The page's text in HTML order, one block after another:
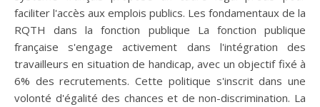
faciliter l'accès aux emplois publics. Les fondamentaux de la
RQTH dans la fonction publique La fonction publique
française s'engage activement dans l'intégration des
travailleurs en situation de handicap, avec un objectif fixé à
6% des recrutements. Cette politique s'inscrit dans une
volonté d'égalité des chances et de non-discrimination. La